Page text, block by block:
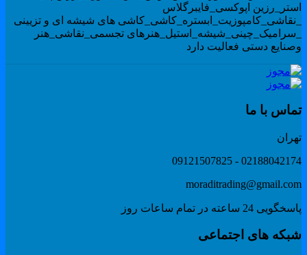
اپوکسی_فایبرگلاس
های شیشه ای و تزیینی
تجسمی_نقاشی_هنر
دستی فعالیت دارد
با ما
02188042174 -
24 ساعته در تمام ساعات روز
های اجتماعی